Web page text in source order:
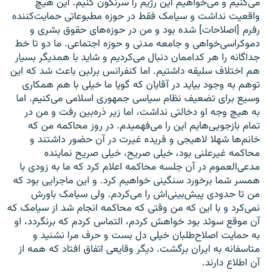
می‌کنیم و می‌خواهیم این رژیم را سرنگون کنیم. این هیچ
واقعیت نداشت و سیامک فقط در حوزه مطبوعاتی حمایت‌کننده
رفرم [اصلاحات] شده بود و من در حوزه‌های حقوق بشری و
دموکراسی‌خواهی و جامعه مدنی و حوزه اجتماعی. ما دو تا خط
جداگانه را هر کداممان دنبال می‌کردیم و شاید با همدیگر بسیار
هم اختلاف سلیقه داشتیم. اما کنفرانس برلین باعث شد که این
توهم به وجود بیاید در آقایان که گویا ما خیلی با هم همکاری
وسیع برای تضعیف نظام سیاسی جمهوری اسلامی می‌کنیم. اما
به هیچ وجه او دخالتی نداشت، اما زیر ذره‌بین رفت و من در
تمام بازجویی‌هایم این را می‌فهمیدم. در روز محاکمه من که
خانم‌ها شهلا لاهیجی و فریده غیرت در آن حضور داشتند و
محاکمه غیرعلنی بود، خیلی صریح، خیلی صریح نماینده
مدعی‌العموم در آن جلسه محاکمه اعلام کرد که ما به زودی با
همسر شما برخورد سنگینی خواهیم کرد. و این ماجرایی بود که
من تا حدودی پیش‌بینی‌اش را می‌کردم. ولی سیامک باورش
نمی‌کرد و با این که من وقتی که محاکمه انجام شد از سیامک که
آن موقع سوئد بود خواهش کردم، التماس کردم که برنگردد، او
به حمایت اصلاح‌طلبان خیلی دل بست و حرف مرا نشنید و
متاسفانه به ایران برگشت. دیگر وقایعی اتفاق افتاد که همه از
آن اطلاع دارند.